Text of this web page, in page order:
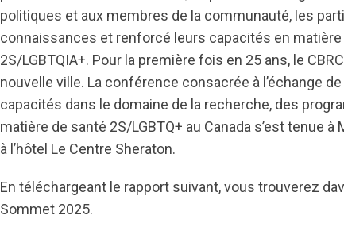
politiques et aux membres de la communauté, les
connaissances et renforcé leurs capacités en
2S/LGBTQIA+. Pour la première fois en 25 ans, le
nouvelle ville. La conférence consacrée à l’échange
capacités dans le domaine de la recherche, des
matière de santé 2S/LGBTQ+ au Canada s’est tenue
à l’hôtel Le Centre Sheraton.
En téléchargeant le rapport suivant, vous trouverez
Sommet 2025.